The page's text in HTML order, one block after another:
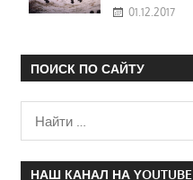
01.12.2017
ПОИСК ПО САЙТУ
НАШ КАНАЛ НА YOUTUBE